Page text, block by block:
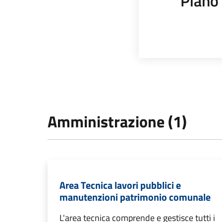
Amministrazione (1)
Area Tecnica lavori pubblici e
manutenzioni patrimonio comunale
L'area tecnica comprende e gestisce tutti i